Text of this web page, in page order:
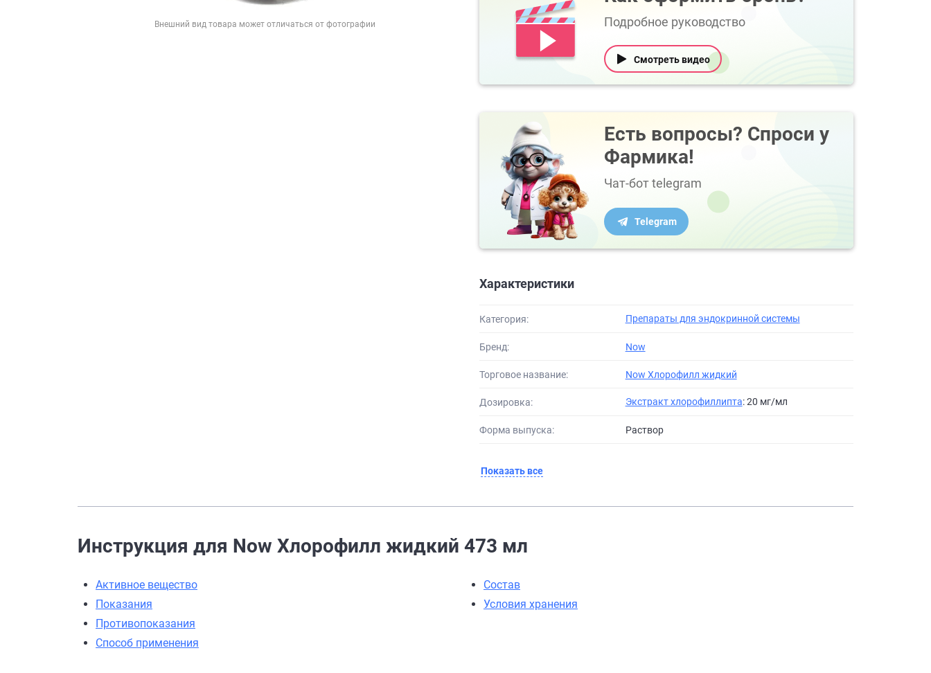
Внешний вид товара может отличаться от фотографии Подробное руководство
Смотреть видео
Есть вопросы? Спроси у
Фармика!
Чат-бот telegram
Telegram
Характеристики
Категория: Препараты для эндокринной системы
Бренд: Now
Торговое название: Now Хлорофилл жидкий
Дозировка: Экстракт хлорофиллипта: 20 мг/мл
Форма выпуска: Раствор
Показать все
Инструкция для Now Хлорофилл жидкий 473 мл
Активное вещество
Показания
Противопоказания
Способ применения
Состав
Условия хранения